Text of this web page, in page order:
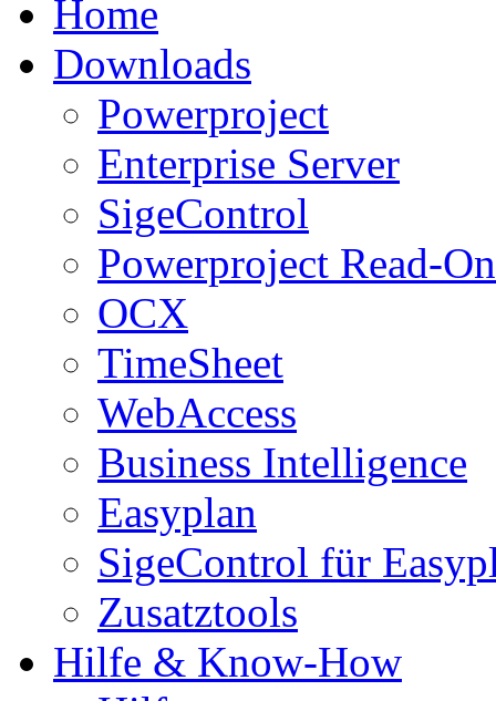
Home
Downloads
Powerproject
Enterprise Server
SigeControl
Powerproject Read-
OCX
TimeSheet
WebAccess
Business Intelligence
Easyplan
SigeControl für
Zusatztools
Hilfe & Know-How